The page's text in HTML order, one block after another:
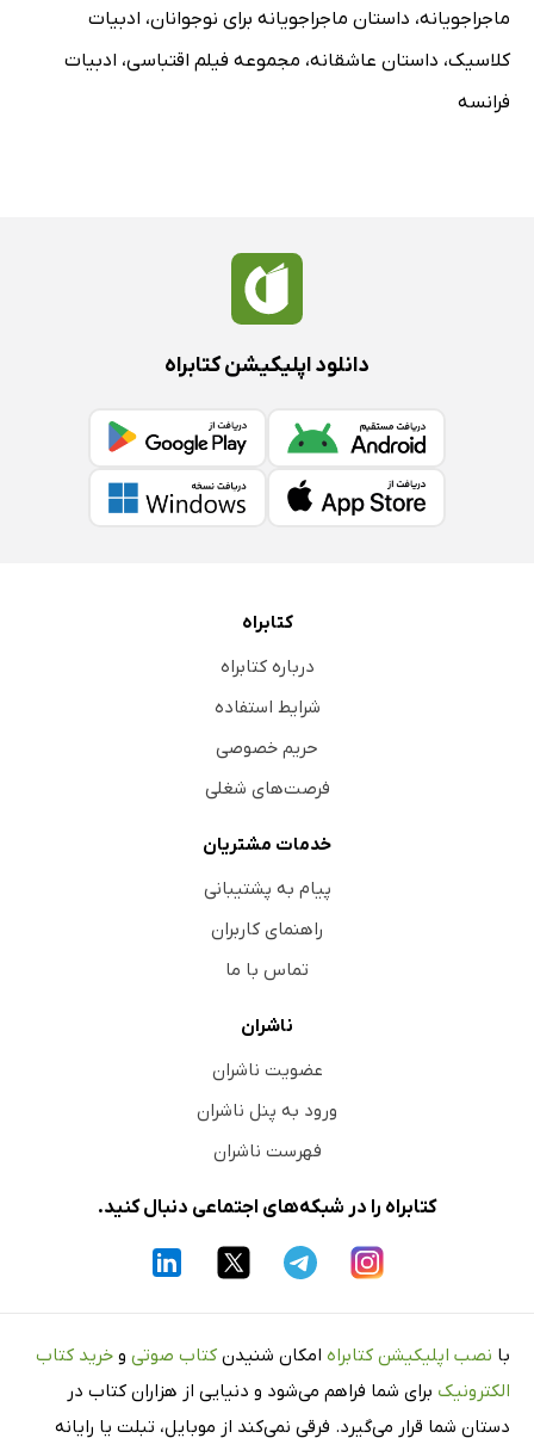
ماجراجویانه، داستان ماجراجویانه برای نوجوانان، ادبیات
کلاسیک، داستان عاشقانه، مجموعه فیلم اقتباسی، ادبیات
فرانسه
دانلود اپلیکیشن کتابراه
کتابراه
درباره کتابراه
شرایط استفاده
حریم خصوصی
فرصت‌های شغلی
خدمات مشتریان
پیام به پشتیبانی
راهنمای کاربران
تماس با ما
ناشران
عضویت ناشران
ورود به پنل ناشران
فهرست ناشران
کتابراه را در شبکه‌های اجتماعی دنبال کنید.
با نصب اپلیکیشن کتابراه امکان شنیدن کتاب صوتی و خرید کتاب
الکترونیک برای شما فراهم می‌شود و دنیایی از هزاران کتاب در
دستان شما قرار می‌گیرد. فرقی نمی‌کند از موبایل، تبلت یا رایانه